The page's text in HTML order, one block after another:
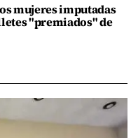
mujeres imputadas
"premiados" de